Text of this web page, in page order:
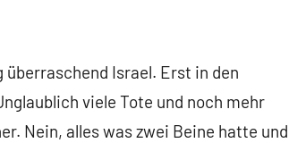
Israel. Erst in den
viele Tote und noch mehr
Nein, alles was zwei Beine hatte und